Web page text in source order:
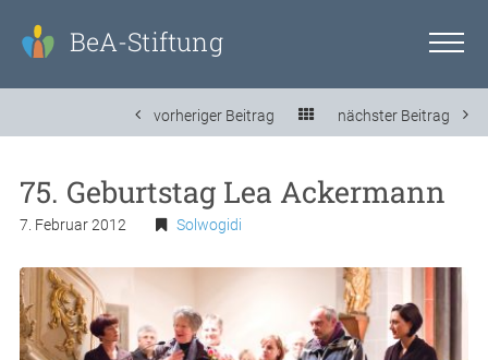
BeA-Stiftung
vorheriger Beitrag nächster Beitrag
75. Geburtstag Lea Ackermann
7. Februar 2012 Solwogidi